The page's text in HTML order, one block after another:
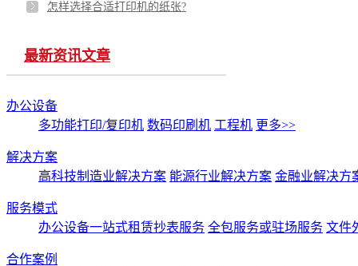
怎样选择合适打印机的纸张?
最新资讯文章
办公设备
多功能打印/复印机 数码印刷机 工程机 更多>>
解决方案
高科技制造业解决方案 能源行业解决方案 金融业解决方
服务模式
办公设备一站式租赁抄表服务 全包服务或驻场服务 文件
合作案例